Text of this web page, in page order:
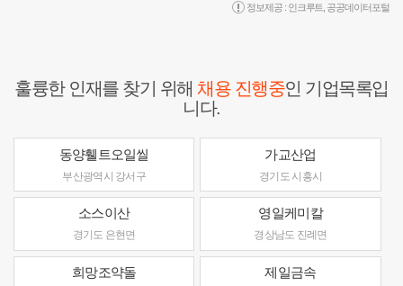
정보제공 : 인크루트 공공데이터포털
훌륭한 인재를 찾기 위해채용 진행중인 기업목록입
니다.
동양휄트오일씰
부산광역시 강서구
가교산업
경기도 시흥시
소스이산
경기도 은현면
영일케미칼
경상남도 진례면
희망조약돌 제일금속